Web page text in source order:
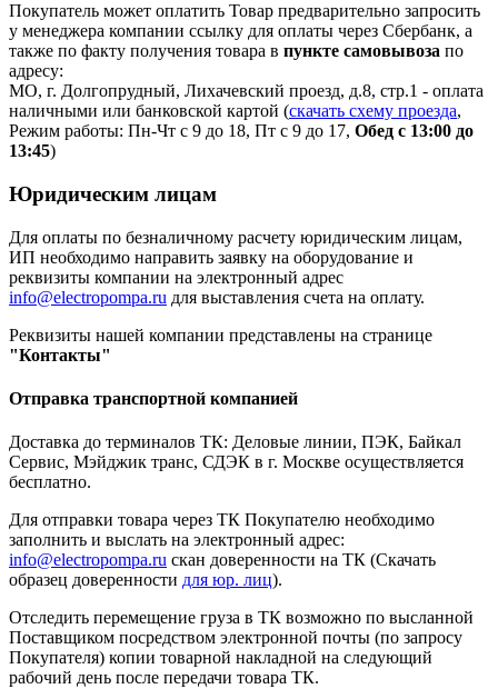
Покупатель может оплатить Товар предварительно запросить
у менеджера компании ссылку для оплаты через Сбербанк, а
также по факту получения товара в пункте самовывоза по
адресу:
МО, г. Долгопрудный, Лихачевский проезд, д.8, стр.1 - оплата
наличными или банковской картой (скачать схему проезда,
Режим работы: Пн-Чт с 9 до 18, Пт с 9 до 17, Обед с 13:00 до
13:45)
Юридическим лицам
Для оплаты по безналичному расчету юридическим лицам,
ИП необходимо направить заявку на оборудование и
реквизиты компании на электронный адрес
info@electropompa.ru для выставления счета на оплату.
Реквизиты нашей компании представлены на странице
"Контакты"
Отправка транспортной компанией
Доставка до терминалов ТК: Деловые линии, ПЭК, Байкал
Сервис, Мэйджик транс, СДЭК в г. Москве осуществляется
бесплатно.
Для отправки товара через ТК Покупателю необходимо
заполнить и выслать на электронный адрес:
info@electropompa.ru скан доверенности на ТК (Скачать
образец доверенности для юр. лиц).
Отследить перемещение груза в ТК возможно по высланной
Поставщиком посредством электронной почты (по запросу
Покупателя) копии товарной накладной на следующий
рабочий день после передачи товара ТК.